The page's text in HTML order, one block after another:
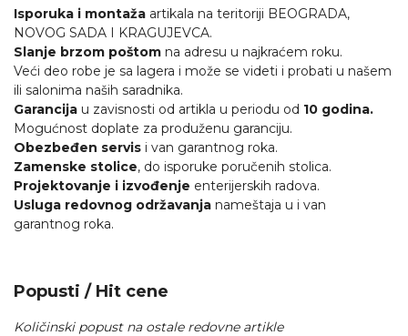
Isporuka i montaža artikala na teritoriji BEOGRADA,
NOVOG SADA I KRAGUJEVCA.
Slanje brzom poštom na adresu u najkraćem roku.
Veći deo robe je sa lagera i može se videti i probati u našem
ili salonima naših saradnika.
Garancija u zavisnosti od artikla u periodu od 10 godina.
Mogućnost doplate za produženu garanciju.
Obezbeđen servis i van garantnog roka.
Zamenske stolice, do isporuke poručenih stolica.
Projektovanje i izvođenje enterijerskih radova.
Usluga redovnog održavanja nameštaja u i van
garantnog roka.
Popusti / Hit cene
Količinski popust na ostale redovne artikle